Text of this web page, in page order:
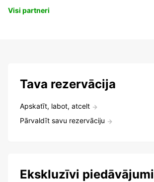
Visi partneri
Tava rezervācija
Apskatīt, labot, atcelt
Pārvaldīt savu rezervāciju
Ekskluzīvi piedāvājumi